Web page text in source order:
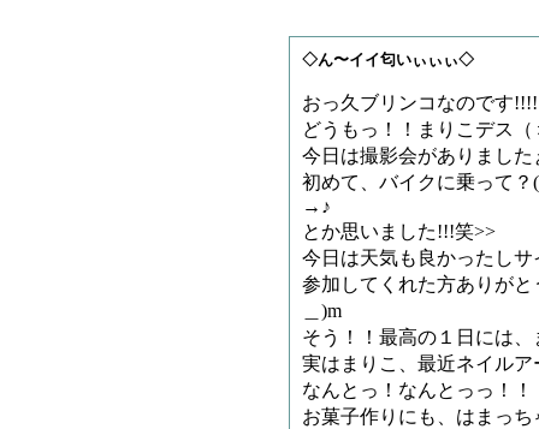
◇ん〜イイ匂いぃぃぃ◇
おっ久ブリンコなのです
どうもっ！！まりこデス
今日は撮影会がありまし
初めて、バイクに乗って
→♪
とか思いました!!!笑>>
今日は天気も良かったし
参加してくれた方ありが
＿)m
そう！！最高の１日には
実はまりこ、最近ネイル
なんとっ！なんとっっ！！
お菓子作りにも、はまっ